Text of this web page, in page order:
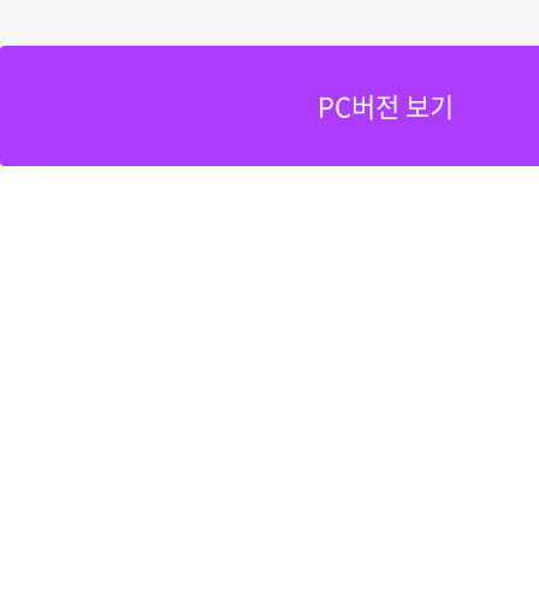
PC버전 보기